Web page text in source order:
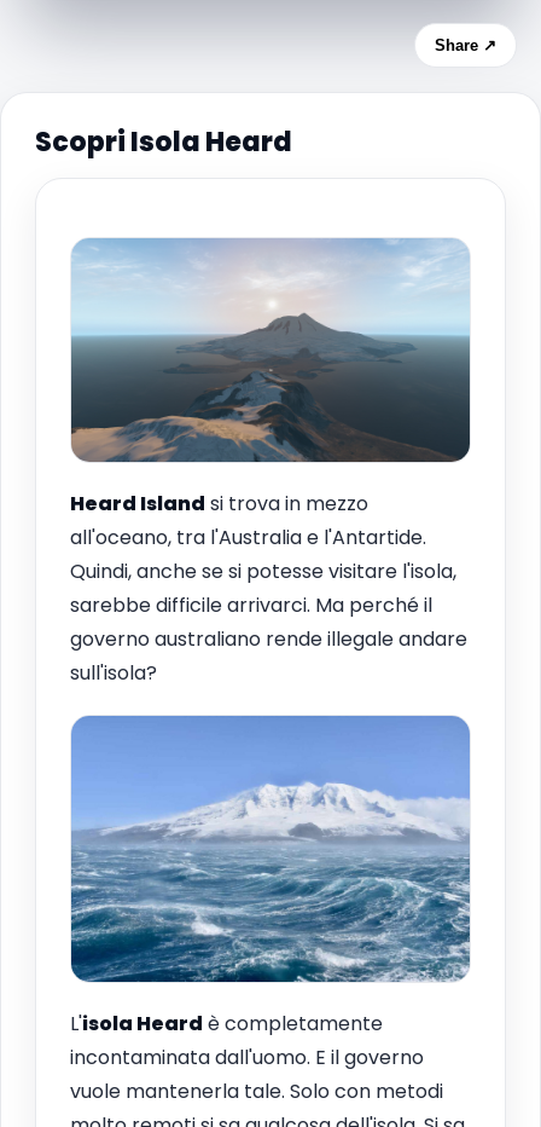
Share ↗
Scopri Isola Heard
Heard Island si trova in mezzo
all'oceano, tra l'Australia e l'Antartide.
Quindi, anche se si potesse visitare l'isola,
sarebbe difficile arrivarci. Ma perché il
governo australiano rende illegale andare
sull'isola?
L'isola Heard è completamente
incontaminata dall'uomo. E il governo
vuole mantenerla tale. Solo con metodi